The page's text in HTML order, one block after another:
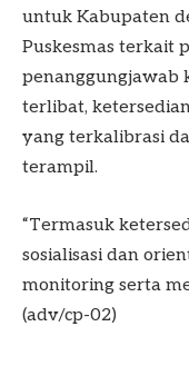
untuk Kabupaten
Puskesmas terkait
penanggungjawab
terlibat,
yang terkalibrasi
terampil.
“Termasuk
sosialisasi dan
monitoring serta
(adv/cp-02)